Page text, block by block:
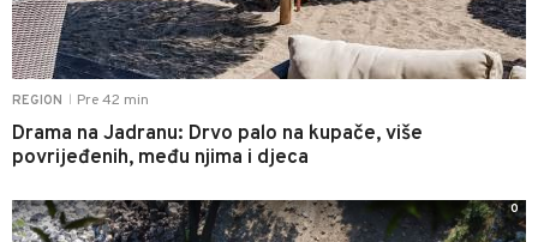
REGION Pre 42 min
Drama na Jadranu: Drvo palo na kupače, više
povrijeđenih, među njima i djeca
0